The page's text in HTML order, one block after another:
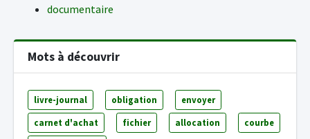
documentaire
Mots à découvrir
livre-journal obligation envoyer
carnet d'achat fichier allocation courbe